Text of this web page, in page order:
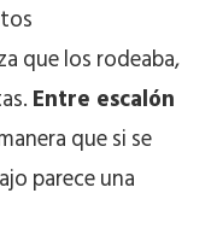
que los rodeaba,
Entre escalón
que si se
parece una